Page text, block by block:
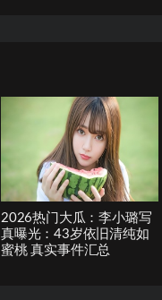
2026热门大瓜：李小璐写
真曝光：43岁依旧清纯如
蜜桃 真实事件汇总